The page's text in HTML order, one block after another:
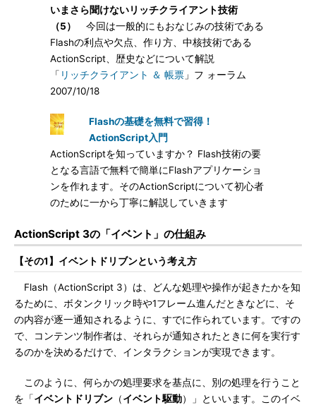
いまさら聞けないリッチクライアント技術
（5）
今回は一般的にもおなじみの技術である
Flashの利点や欠点、作り方、中核技術である
ActionScript、歴史などについて解説
「 リッチクライアント ＆ 帳票 」フ ォーラム
2007/10/18
Flashの基礎を無料で習得！
ActionScript入門
ActionScriptを知っていますか？ Flash技術の要
となる言語で無料で簡単にFlashアプリケーショ
ンを作れます。そのActionScriptについて初心者
のために一から丁寧に解説していきます
ActionScript 3の「イベント」の仕組み
【その1】イベントドリブンという考え方
Flash（ActionScript 3）は、どんな処理や操作が起きたかを知
るために、ボタンクリック時や1フレーム進んだときなどに、そ
の内容が逐一通知されるように、すでに作られています。ですの
で、コンテンツ制作者は、それらが通知されたときに何を実行す
るのかを決めるだけで、インタラクションが実現できます。
このように、何らかの処理要求を基点に、別の処理を行うこと
を「イベントドリブン （イベント駆動）」といいます。このイベ